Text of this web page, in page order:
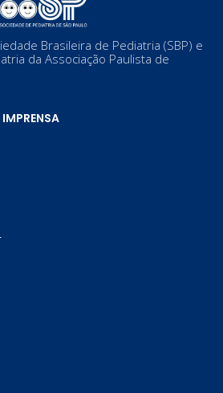
Brasileira de Pediatria (SBP) e
da Associação Paulista de